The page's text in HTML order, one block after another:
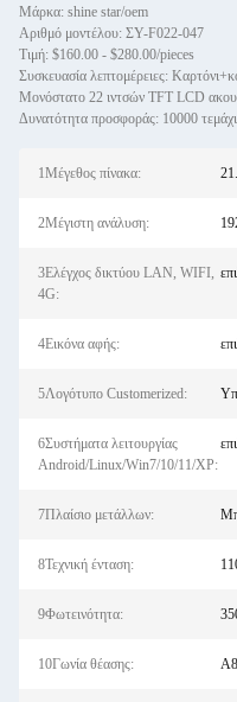
Μάρκα: shine star/oem
Αριθμό μοντέλου: ΣΥ-F022-047
Τιμή: $160.00 - $280.00/pieces
Συσκευασία λεπτομέρειες:
Μονόστατο 22 ιντσών TFT LCD
Δυνατότητα προσφοράς: 10000
1Μέγεθος πίνακα:
2Μέγιστη ανάλυση:
3Ελέγχος δικτύου LAN, WIFI,
4G:
4Εικόνα αφής:
5Λογότυπο Customerized:
6Συστήματα λειτουργίας
Android/Linux/Win7/10/11/XP:
7Πλαίσιο μετάλλων:
8Τεχνική ένταση:
9Φωτεινότητα:
10Γωνία θέασης: